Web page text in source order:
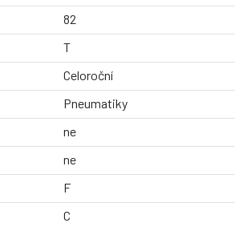
82
T
Celoroční
Pneumatiky
ne
ne
F
C